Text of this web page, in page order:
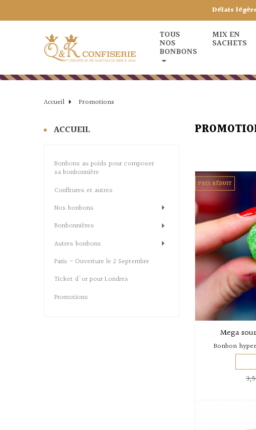
Délais
TOUS
NOS
BONBONS
MIX EN
SACHETS
Accueil Promotions
ACCUEIL
Bonbons au poids pour composer
sa bonbonnière
Confitures et autres
Nos bonbons
Bonbonnières
Autres bonbons
Paris - Ouverture le 2 Septembre
Ticket d'or pour Londres
Promotions
PRIX RÉDUIT
Mega
Bonbon